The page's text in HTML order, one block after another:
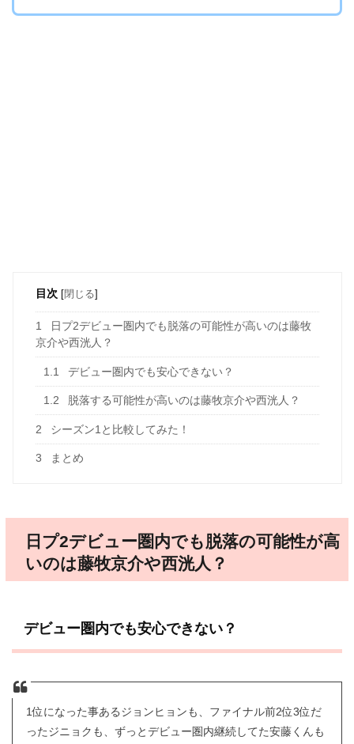
目次 [閉じる]
1
日プ2デビュー圏内でも脱落の可能性が高いのは藤牧
京介や西洸人？
1.1 デビュー圏内でも安心できない？
1.2 脱落する可能性が高いのは藤牧京介や西洸人？
2 シーズン1と比較してみた！
3 まとめ
日プ2デビュー圏内でも脱落の可能性が高
いのは藤牧京介や西洸人？
デビュー圏内でも安心できない？
1位になった事あるジョンヒョンも、ファイナル前2位3位だ
ったジニョクも、ずっとデビュー圏内継続してた安藤くんも